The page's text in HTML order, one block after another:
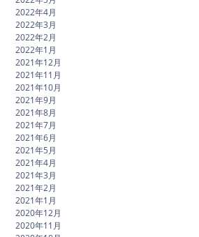
2022年4月
2022年3月
2022年2月
2022年1月
2021年12月
2021年11月
2021年10月
2021年9月
2021年8月
2021年7月
2021年6月
2021年5月
2021年4月
2021年3月
2021年2月
2021年1月
2020年12月
2020年11月